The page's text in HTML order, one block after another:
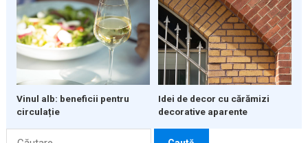
Vinul alb: beneficii pentru
circulație
Idei de decor cu cărămizi
decorative aparente
Caută